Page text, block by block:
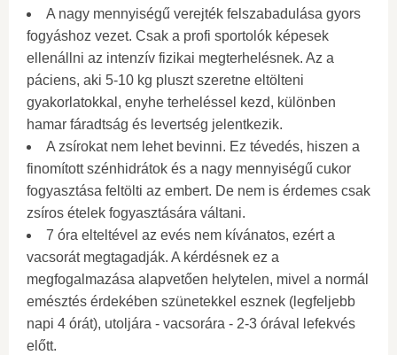
A nagy mennyiségű verejték felszabadulása gyors
fogyáshoz vezet. Csak a profi sportolók képesek
ellenállni az intenzív fizikai megterhelésnek. Az a
páciens, aki 5-10 kg pluszt szeretne eltölteni
gyakorlatokkal, enyhe terheléssel kezd, különben
hamar fáradtság és levertség jelentkezik.
A zsírokat nem lehet bevinni. Ez tévedés, hiszen a
finomított szénhidrátok és a nagy mennyiségű cukor
fogyasztása feltölti az embert. De nem is érdemes csak
zsíros ételek fogyasztására váltani.
7 óra elteltével az evés nem kívánatos, ezért a
vacsorát megtagadják. A kérdésnek ez a
megfogalmazása alapvetően helytelen, mivel a normál
emésztés érdekében szünetekkel esznek (legfeljebb
napi 4 órát), utoljára - vacsorára - 2-3 órával lefekvés
előtt.